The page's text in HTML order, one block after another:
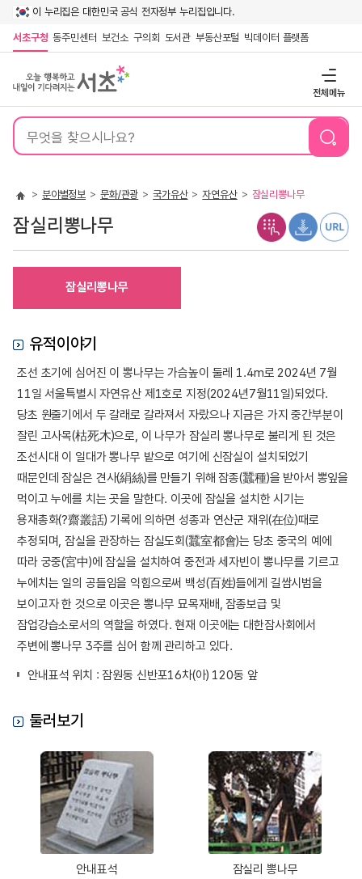
이 누리집은 대한민국 공식 전자정부 누리집입니다.
서초구청 동주민센터 보건소 구의회 도서관 부동산포털 빅데이터 플랫폼
전체메뉴
통
검
분야별정보 문화/관광 국가유산 자연유산 잠실리뽕나무
잠실리뽕나무
잠실리뽕나무
유적이야기
조선 초기에 심어진 이 뽕나무는 가슴높이 둘레 1.4m로 2024년 7월
11일 서울특별시 자연유산 제1호로 지정(2024년7월11일)되었다.
당초 원줄기에서 두 갈래로 갈라져서 자랐으나 지금은 가지 중간부분이
잘린 고사목(枯死木)으로, 이 나무가 잠실리 뽕나무로 불리게 된 것은
조선시대 이 일대가 뽕나무 밭으로 여기에 신잠실이 설치되었기
때문인데 잠실은 견사(絹絲)를 만들기 위해 잠종(蠶種)을 받아서 뽕잎을
먹이고 누에를 치는 곳을 말한다. 이곳에 잠실을 설치한 시기는
용재총화(?齋叢話) 기록에 의하면 성종과 연산군 재위(在位)때로
추정되며, 잠실을 관장하는 잠실도회(蠶室都會)는 당초 중국의 예에
따라 궁중(宮中)에 잠실을 설치하여 중전과 세자빈이 뽕나무를 기르고
누에치는 일의 공들임을 익힘으로써 백성(百姓)들에게 길쌈시범을
보이고자 한 것으로 이곳은 뽕나무 묘목재배, 잠종보급 및
잠업강습소로서의 역할을 하였다. 현재 이곳에는 대한잠사회에서
주변에 뽕나무 3주를 심어 함께 관리하고 있다.
안내표석 위치 : 잠원동 신반포16차(아) 120동 앞
둘러보기
안내표석 잠실리 뽕나무